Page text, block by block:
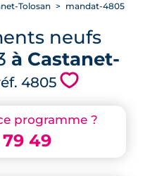
programme ?
79 49
Tolosan mandat-4805
neufs
à Castanet-
4805 💗